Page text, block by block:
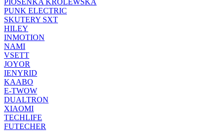
PIOSENKA KRÓLEWSKA
PUNK ELECTRIC
SKUTERY SXT
HILEY
INMOTION
NAMI
VSETT
JOYOR
IENYRID
KAABO
E-TWOW
DUALTRON
XIAOMI
TECHLIFE
FUTECHER